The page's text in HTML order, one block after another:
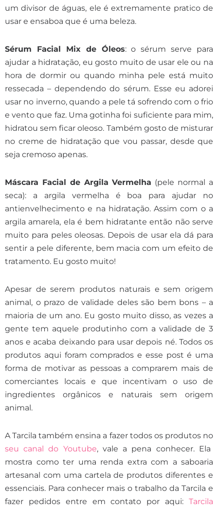
um divisor de águas, ele é extremamente pratico de
usar e ensaboa que é uma beleza.
Sérum Facial Mix de Óleos: o sérum serve para
ajudar a hidratação, eu gosto muito de usar ele ou na
hora de dormir ou quando minha pele está muito
ressecada – dependendo do sérum. Esse eu adorei
usar no inverno, quando a pele tá sofrendo com o frio
e vento que faz. Uma gotinha foi suficiente para mim,
hidratou sem ficar oleoso. Também gosto de misturar
no creme de hidratação que vou passar, desde que
seja cremoso apenas.
Máscara Facial de Argila Vermelha (pele normal a
seca): a argila vermelha é boa para ajudar no
antienvelhecimento e na hidratação. Assim com o a
argila amarela, ela é bem hidratante então não serve
muito para peles oleosas. Depois de usar ela dá para
sentir a pele diferente, bem macia com um efeito de
tratamento. Eu gosto muito!
Apesar de serem produtos naturais e sem origem
animal, o prazo de validade deles são bem bons – a
maioria de um ano. Eu gosto muito disso, as vezes a
gente tem aquele produtinho com a validade de 3
anos e acaba deixando para usar depois né. Todos os
produtos aqui foram comprados e esse post é uma
forma de motivar as pessoas a comprarem mais de
comerciantes locais e que incentivam o uso de
ingredientes orgânicos e naturais sem origem
animal.
A Tarcila também ensina a fazer todos os produtos no
seu canal do Youtube, vale a pena conhecer. Ela
mostra como ter uma renda extra com a saboaria
artesanal com uma cartela de produtos diferentes e
essenciais. Para conhecer mais o trabalho da Tarcila e
fazer pedidos entre em contato por aqui: Tarcila